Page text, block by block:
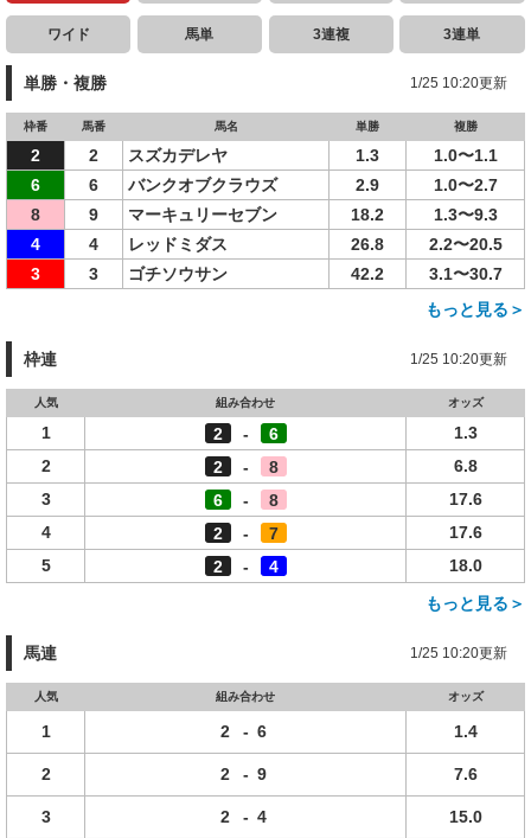
ワイド 馬単 3連複 3連単
単勝・複勝 1/25 10:20更新
枠番 馬番 馬名 単勝 複勝
2 2 スズカデレヤ 1.3
1.0〜1.1
6
6 バンクオブクラウズ 2.9
1.0〜2.7
8
9 マーキュリーセブン 18.2
1.3〜9.3
4
4 レッドミダス 26.8
2.2〜20.5
3
3 ゴチソウサン 42.2
3.1〜30.7
もっと見る＞
枠連 1/25 10:20更新
人気 組み合わせ オッズ
1 2 - 6
1.3
2
2 - 8
6.8
3
6 - 8
17.6
4
2 - 7
17.6
5
2 - 4
18.0
もっと見る＞
馬連 1/25 10:20更新
人気 組み合わせ オッズ
1 2 - 6 1.4
2 2 - 9 7.6
3 2 - 4 15.0